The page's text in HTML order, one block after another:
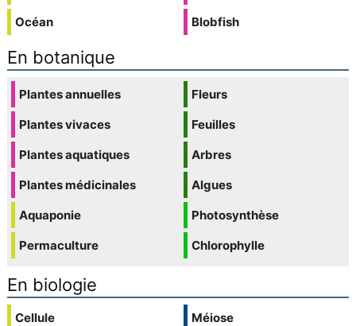
Océan
Blobfish
En botanique
Plantes annuelles
Plantes vivaces
Plantes aquatiques
Plantes médicinales
Aquaponie
Permaculture
Fleurs
Feuilles
Arbres
Algues
Photosynthèse
Chlorophylle
En biologie
Cellule
Méiose